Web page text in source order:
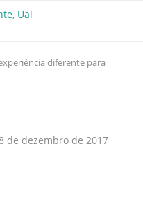
diferente para
de dezembro de 2017